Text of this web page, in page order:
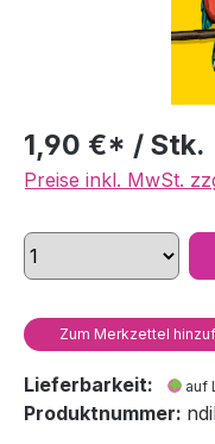
1,90 €* / Stk.
Preise inkl. MwSt.
Zum Merkzettel
Lieferbarkeit: auf
Produktnummer: